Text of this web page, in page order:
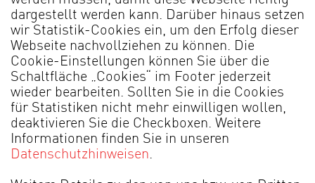
Stuhl LIV* 2032
dargestellt werden kann. Darüber hinaus setzen
wir Statistik-Cookies ein, um den Erfolg dieser
Webseite nachvollziehen zu können. Die
Cookie-Einstellungen können Sie über die
Schaltfläche „Cookies“ im Footer jederzeit
wieder bearbeiten. Sollten Sie in die Cookies
für Statistiken nicht mehr einwilligen wollen,
deaktivieren Sie die Checkboxen. Weitere
Informationen finden Sie in unseren
Datenschutzhinweisen.